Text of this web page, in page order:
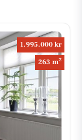
1.995.000 kr
263 m2